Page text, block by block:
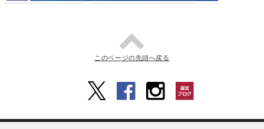
このページの先頭へ戻る